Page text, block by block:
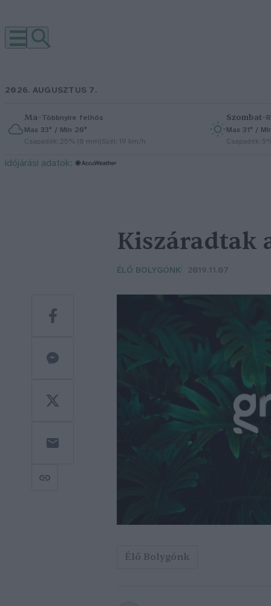
2026. AUGUSZTUS 7.
Ma–Többnyire felhős
Max 33° / Min 20°
Csapadék: 25% (0 mm)Szél: 19 km/h
Szombat–
Max 31° /
Csapadék:
időjárási adatok:
Kiszáradtak
ÉLŐ BOLYGÓNK 2019.11.07
Élő Bolygónk